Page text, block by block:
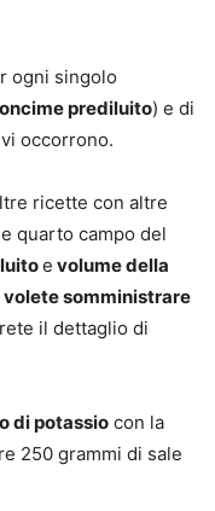
ogni singolo
prediluito) e di
occorrono.
ricette con altre
quarto campo del
e volume della
volete somministrare
il dettaglio di
di potassio con la
250 grammi di sale